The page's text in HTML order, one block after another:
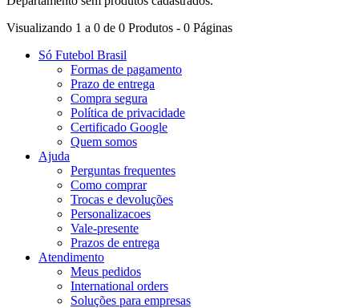
Visualizando 1 a 0 de 0 Produtos - 0 Páginas
Só Futebol Brasil
Formas de pagamento
Prazo de entrega
Compra segura
Política de privacidade
Certificado Google
Quem somos
Ajuda
Perguntas frequentes
Como comprar
Trocas e devoluções
Personalizacoes
Vale-presente
Prazos de entrega
Atendimento
Meus pedidos
International orders
Soluções para empresas